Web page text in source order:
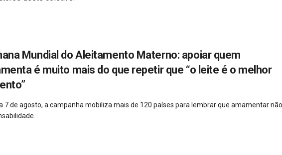
Mundial do Aleitamento Materno: apoiar quem
é muito mais do que repetir que “o leite é o melhor
a 7 de agosto, a campanha mobiliza mais de 120 países para lembrar que amamentar